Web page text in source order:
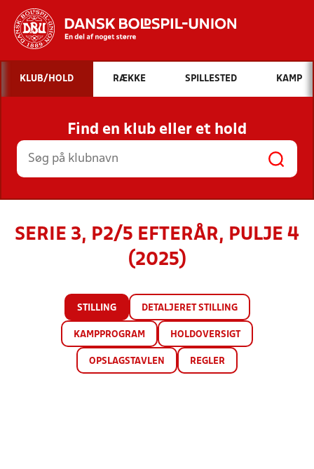
Hvad vil du søge efter?
INDHOLD OG NYHEDER
STILLINGER, RESULTATER, KLUBBER OG
HOLD
KLUB/HOLD RÆKKE SPILLESTED KAMP
Find en klub eller et hold
SERIE 3, P2/5 EFTERÅR, PULJE 4
(2025)
STILLING DETALJERET STILLING
KAMPPROGRAM HOLDOVERSIGT
OPSLAGSTAVLEN REGLER